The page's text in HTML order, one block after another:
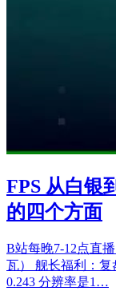
FPS 从白银
的四个方面
B站每晚7-12点直
瓦） 舰长福利：复
0.243 分辨率是1…